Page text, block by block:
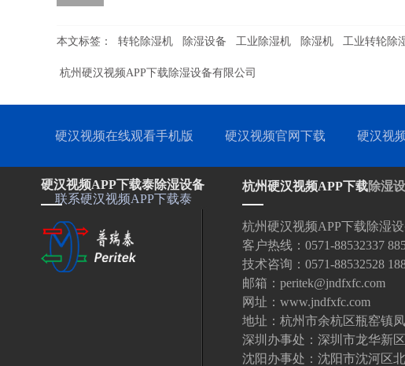
本文标签： 转轮除湿机 除湿设备 工业除湿机 除湿机 工业转轮除
杭州硬汉视频APP下载除湿设备有限公司
硬汉视频在线观看手机版 硬汉视频官网下载 硬汉视
联系硬汉视频APP下载泰
硬汉视频APP下载泰除湿设备 杭州硬汉视频APP下载除湿
杭州硬汉视频APP下载除
客户热线：0571-88532337
技术咨询：0571-88532528
邮箱：peritek@jndfxfc.com
网址：www.jndfxfc.com
地址：杭州市余杭区瓶窑镇
深圳办事处：深圳市龙华新
沈阳办事处：沈阳市沈河区